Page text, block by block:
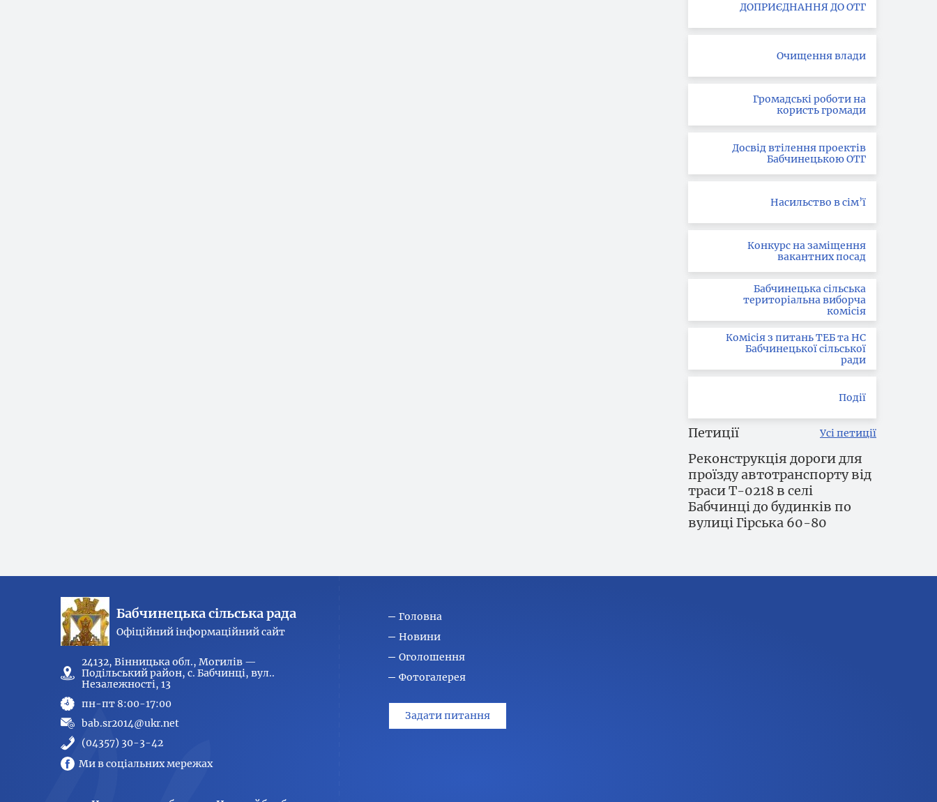
ДОПРИЄДНАННЯ ДО ОТГ
Очищення влади
Громадські роботи на
користь громади
Досвід втілення проектів
Бабчинецькою ОТГ
Насильство в сім’ї
Конкурс на заміщення
вакантних посад
Бабчинецька сільська
територіальна виборча
комісія
Комісія з питань ТЕБ та НС
Бабчинецької сільської
ради
Події
Петиції Усі петиції
Реконструкція дороги для
проїзду автотранспорту від
траси Т-0218 в селі
Бабчинці до будинків по
вулиці Гірська 60-80
Бабчинецька сільська рада
Офіційний інформаційний сайт
24132, Вінницька обл., Могилів —
Подільський район, с. Бабчинці, вул..
Незалежності, 13
пн-пт 8:00-17:00
bab.sr2014@ukr.net
(04357) 30-3-42
Ми в соціальних мережах
Головна
Новини
Оголошення
Фотогалерея
Задати питання